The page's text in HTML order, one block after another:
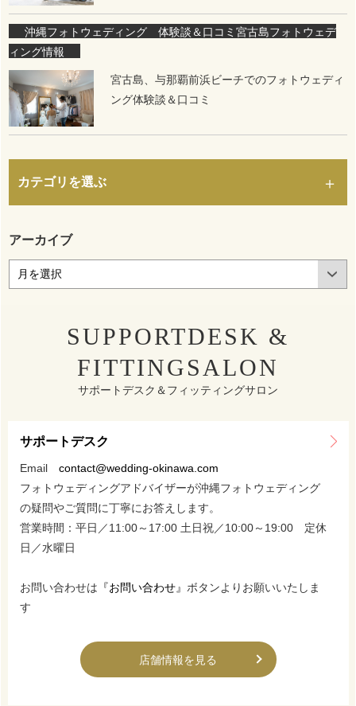
沖縄フォトウェディング 体験談＆口コミ宮古島フォトウェデ
ィング情報
宮古島、与那覇前浜ビーチでのフォトウェディ
ング体験談＆口コミ
カテゴリを選ぶ
アーカイブ
SUPPORTDESK &
FITTINGSALON
サポートデスク＆フィッティングサロン
サポートデスク
Email contact@wedding-okinawa.com
フォトウェディングアドバイザーが沖縄フォトウェディング
の疑問やご質問に丁寧にお答えします。
営業時間：平日／11:00～17:00 土日祝／10:00～19:00 定休
日／水曜日
お問い合わせは 『お問い合わせ』 ボタンよりお願いいたしま
す
店舗情報を見る